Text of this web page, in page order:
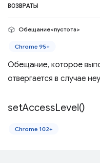
ВОЗВРАТЫ
Обещание<пустота>
Chrome 95+
Обещание, которое
отвергается в случае
setAccessLevel()
Chrome 102+